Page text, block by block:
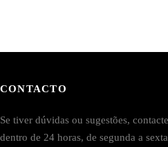
CONTACTO
Se tiver dúvidas ou sugestões,
dentro de 24 horas, de segunda a